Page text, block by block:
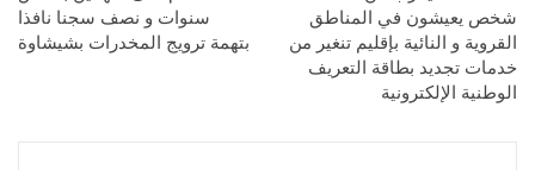
شخص يعيشون في المناطق
القروية و النائية بإقليم تنغير من
خدمات تجديد بطاقة التعريف
الوطنية الإلكترونية
سنوات و نصف سجنا نافذا
بتهمة ترويج المخدرات بشيشاوة